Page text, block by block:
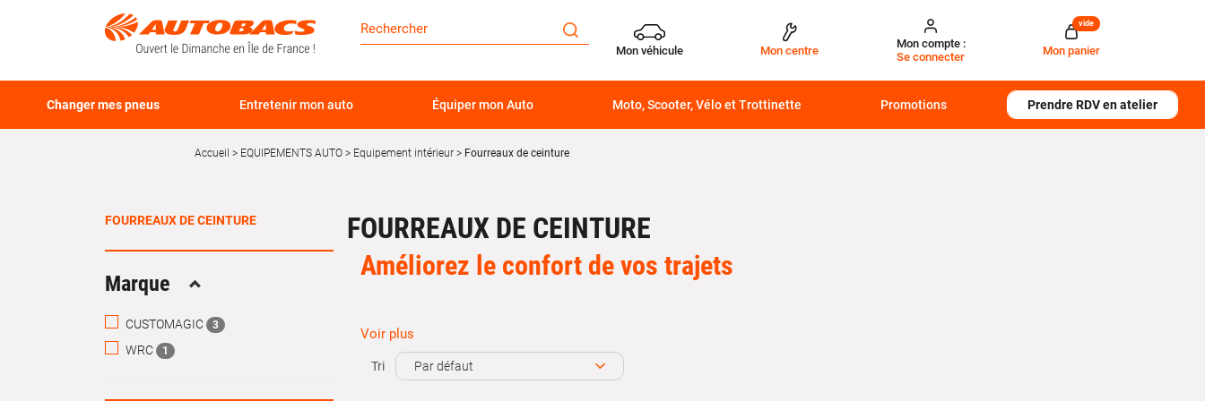
Mon véhicule Mon centre
Mon compte :
Se connecter
Mon panier
vide
Changer mes pneus Entretenir mon auto Équiper mon Auto Moto, Scooter, Vélo et Trottinette Promotions Prendre RDV en atelier
Accueil EQUIPEMENTS AUTO Equipement intérieur Fourreaux de ceinture
FOURREAUX DE CEINTURE
Marque Replier
CUSTOMAGIC 3
WRC 1
FOURREAUX DE CEINTURE
Améliorez le confort de vos trajets
Les fourreaux de ceinture voiture
protégeant la ceinture de sécurité contre l’usure. Placés directement sur la
désagréables au niveau du cou ou de l’épaule et rendent les trajets plus agréables, notamment lors de longs déplacements.
Voir plus
Tri Par défaut